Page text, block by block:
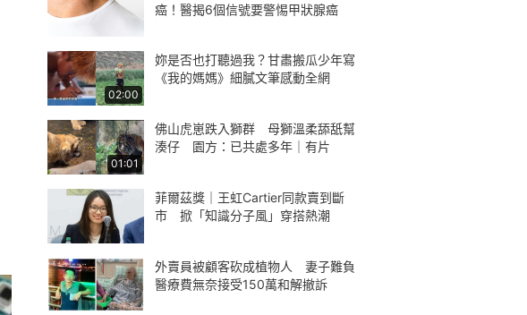
癌！醫揭6個信號要警惕甲狀腺癌
02:00
妳是否也打聽過我？甘肅搬瓜少年寫
《我的媽媽》細膩文筆感動全網
01:01
佛山虎崽跌入獅群 母獅溫柔舔舐幫
湊仔 園方：已共處多年｜有片
菲爾茲獎｜王虹Cartier同款賣到斷
市 掀「知識分子風」穿搭熱潮
外賣員被顧客砍成植物人 妻子難負
醫療費無奈接受150萬和解撤訴